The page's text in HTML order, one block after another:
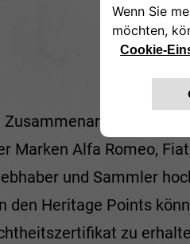
Zusammenarbeit mit
Marken Alfa Romeo,
und Sammler
den Heritage Points
zu